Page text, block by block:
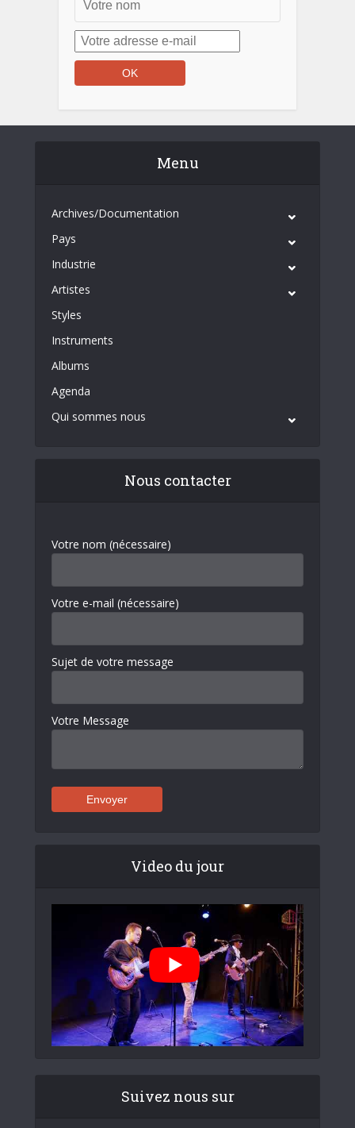
Menu
Archives/Documentation
Pays
Industrie
Artistes
Styles
Instruments
Albums
Agenda
Qui sommes nous
Nous contacter
Votre nom (nécessaire)
Votre e-mail (nécessaire)
Sujet de votre message
Votre Message
Video du jour
Suivez nous sur